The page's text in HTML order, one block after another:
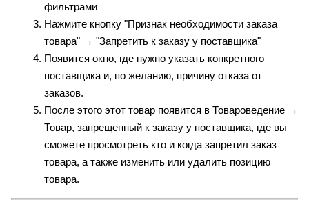
фильтрами
Нажмите кнопку "Признак необходимости заказа
товара" → "Запретить к заказу у поставщика"
Появится окно, где нужно указать конкретного
поставщика и, по желанию, причину отказа от
заказов.
После этого этот товар появится в Товароведение →
Товар, запрещенный к заказу у поставщика, где вы
сможете просмотреть кто и когда запретил заказ
товара, а также изменить или удалить позицию
товара.